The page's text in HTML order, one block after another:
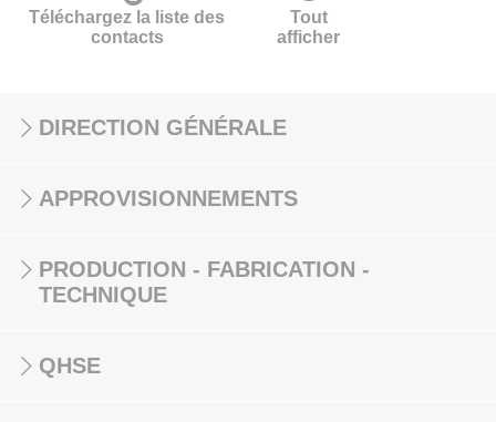
Téléchargez la liste des
contacts
Tout
afficher
DIRECTION GÉNÉRALE
APPROVISIONNEMENTS
PRODUCTION - FABRICATION -
TECHNIQUE
QHSE